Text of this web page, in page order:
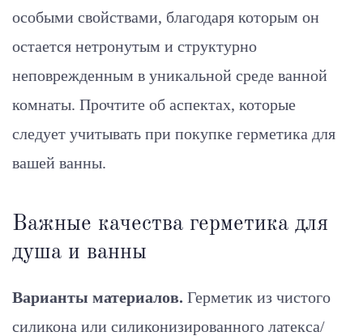
особыми свойствами, благодаря которым он
остается нетронутым и структурно
неповрежденным в уникальной среде ванной
комнаты. Прочтите об аспектах, которые
следует учитывать при покупке герметика для
вашей ванны.
Важные качества герметика для
душа и ванны
Варианты материалов. Герметик из чистого
силикона или силиконизированного латекса/